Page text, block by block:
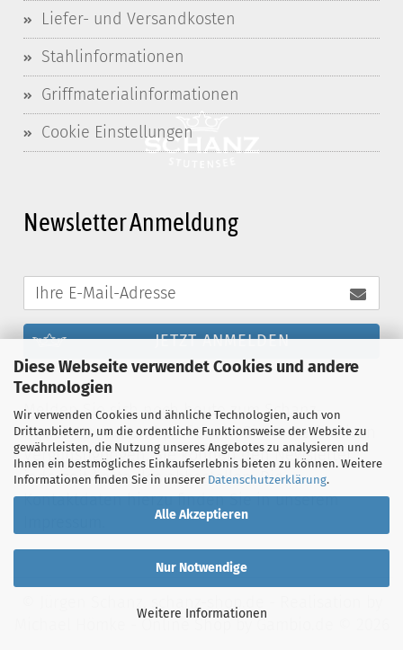
Diese Webseite verwendet Cookies und andere
Technologien
Wir verwenden Cookies und ähnliche Technologien, auch von
Drittanbietern, um die ordentliche Funktionsweise der Website zu
gewährleisten, die Nutzung unseres Angebotes zu analysieren und
Ihnen ein bestmögliches Einkaufserlebnis bieten zu können. Weitere
Informationen finden Sie in unserer Datenschutzerklärung.
Alle Akzeptieren
Nur Notwendige
Weitere Informationen
Liefer- und Versandkosten
Stahlinformationen
Griffmaterialinformationen
Cookie Einstellungen
Newsletter Anmeldung
JETZT ANMELDEN
Melden Sie sich noch heute zum Schanz-
Newsletter an und profitieren Sie von exklusiven
Vergünstigungen. Sie können den Newsletter
jederzeit kostenlos abbestellen. Die
Kontaktdaten hierzu finden Sie in unserem
© Jürgen Schanz, schanz-shop.de - Realisation by